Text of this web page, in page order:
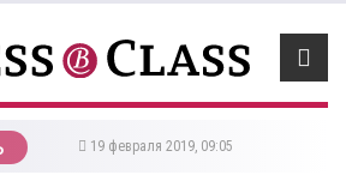
19 февраля 2019, 09:05